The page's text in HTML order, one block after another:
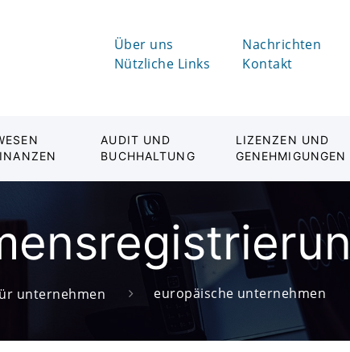
Über uns
Nützliche Links
Nachrichten
Kontakt
AUDIT UND
BUCHHALTUNG
LIZENZEN UND
GENEHMIGUNGEN
unternehmen europäische unternehmen